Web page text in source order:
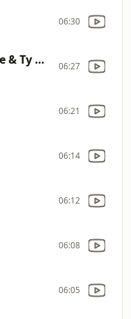
06:30
Fade (Ft. Post Malone & Ty Dolla Sign) 06:27
06:21
06:14
06:12
06:08
06:05